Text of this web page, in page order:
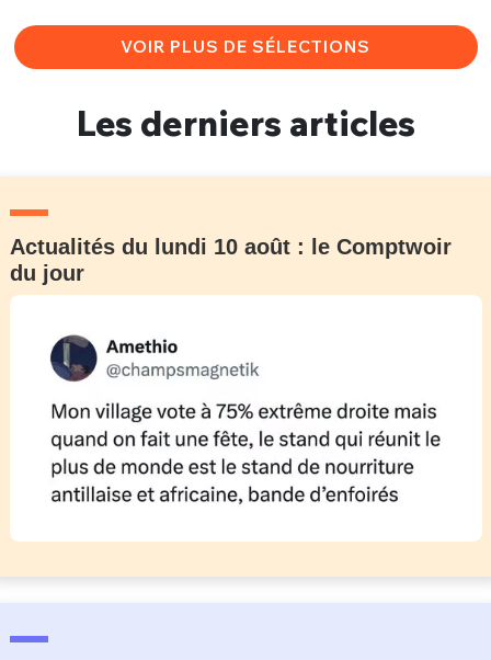
VOIR PLUS DE SÉLECTIONS
Les derniers articles
Actualités du lundi 10 août : le Comptwoir
du jour